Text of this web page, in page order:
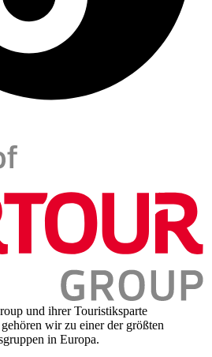
und ihrer Touristiksparte
wir zu einer der größten
in Europa.